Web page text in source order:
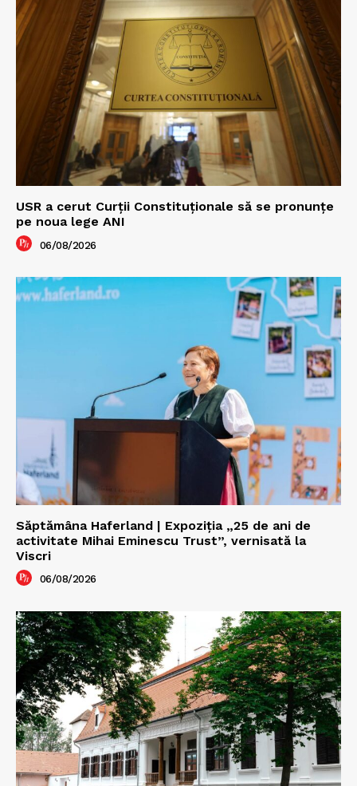
USR a cerut Curții Constituționale să se pronunțe
pe noua lege ANI
06/08/2026
Săptămâna Haferland | Expoziţia „25 de ani de
activitate Mihai Eminescu Trust”, vernisată la
Viscri
06/08/2026